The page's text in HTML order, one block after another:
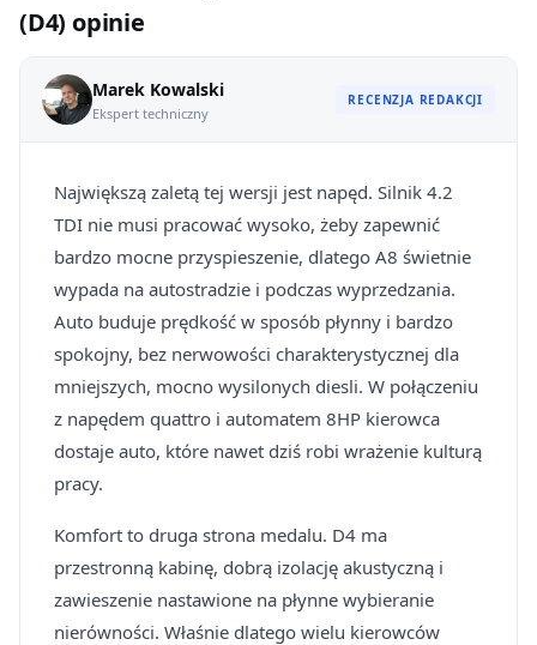
(D4) opinie
Marek Kowalski
Ekspert techniczny
RECENZJA REDAKCJI
Największą zaletą tej wersji jest napęd. Silnik 4.2
TDI nie musi pracować wysoko, żeby zapewnić
bardzo mocne przyspieszenie, dlatego A8 świetnie
wypada na autostradzie i podczas wyprzedzania.
Auto buduje prędkość w sposób płynny i bardzo
spokojny, bez nerwowości charakterystycznej dla
mniejszych, mocno wysilonych diesli. W połączeniu
z napędem quattro i automatem 8HP kierowca
dostaje auto, które nawet dziś robi wrażenie kulturą
pracy.
Komfort to druga strona medalu. D4 ma
przestronną kabinę, dobrą izolację akustyczną i
zawieszenie nastawione na płynne wybieranie
nierówności. Właśnie dlatego wielu kierowców